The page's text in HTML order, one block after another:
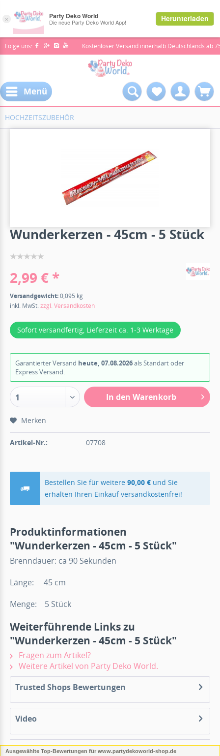
Folge uns: Kostenloser Versand innerhalb Deutschlands ab
Menü
HOCHZEITSZUBEHÖR
Wunderkerzen - 45cm - 5 Stück
2,99 € *
Versandgewicht:0,095 kg
inkl. MwSt.zzgl. Versandkosten
Sofort versandfertig, Lieferzeit ca. 1-3 Werktage
Garantierter Versand heute, 07.08.2026als Standart oder
Express Versand.
1 In den Warenkorb
Merken
Artikel-Nr.: 07708
Bestellen Sie für weitere90,00 € und Sie
erhalten Ihren Einkauf versandkostenfrei!
Produktinformationen
"Wunderkerzen - 45cm - 5 Stück"
Brenndauer: ca 90 Sekunden
Länge: 45 cm
Menge: 5 Stück
Weiterführende Links zu
"Wunderkerzen - 45cm - 5 Stück"
Fragen zum Artikel?
Weitere Artikel von Party Deko World.
Trusted Shops Bewertungen
Video
Ausgewählte Top-Bewertungen für www.partydekoworld-shop.de